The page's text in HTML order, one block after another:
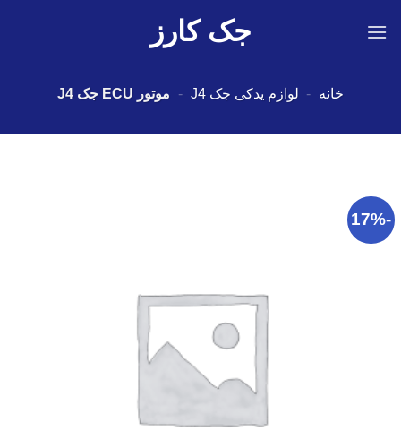
جک کارز
خانه - لوازم یدکی جک J4 - موتور ECU جک J4
-17%